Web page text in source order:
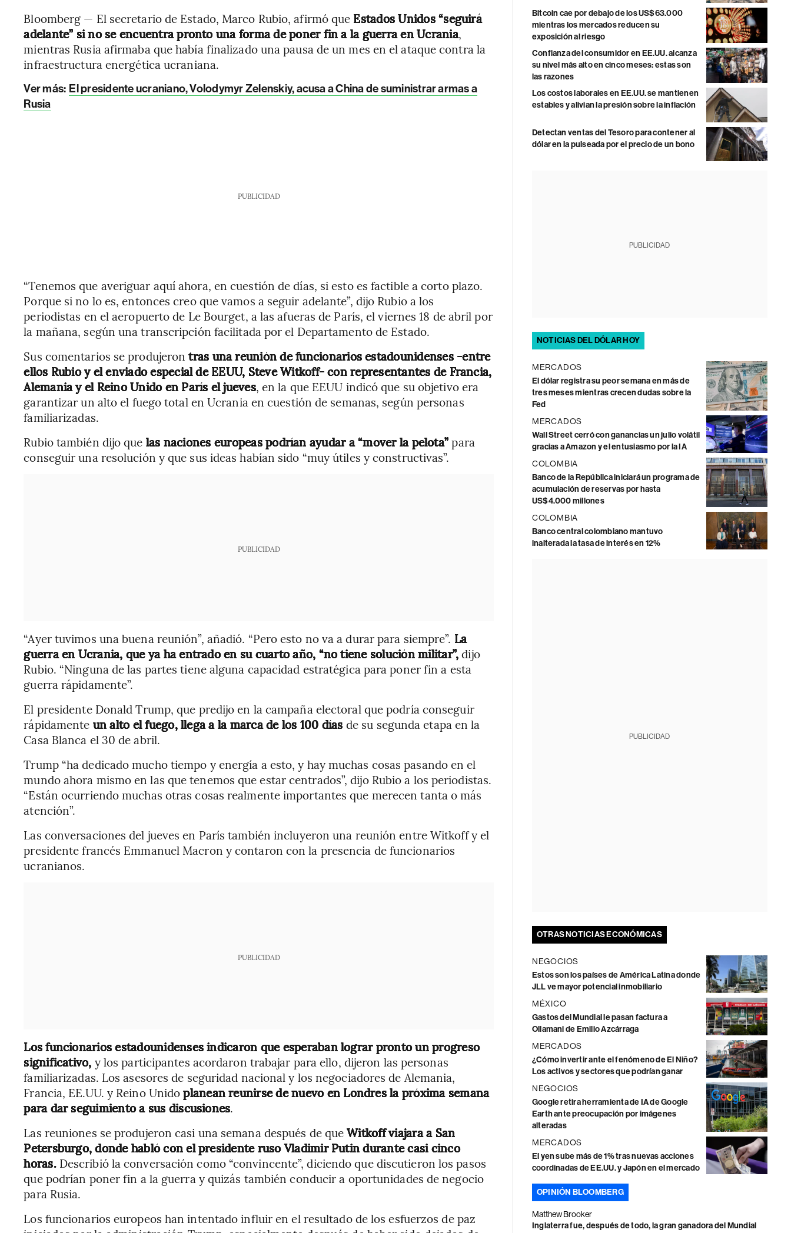
Bloomberg — El secretario de Estado, Marco Rubio, afirmó que Estados Unidos “seguirá
adelante” si no se encuentra pronto una forma de poner fin a la guerra en Ucrania,
mientras Rusia afirmaba que había finalizado una pausa de un mes en el ataque contra la
infraestructura energética ucraniana.
Ver más: El presidente ucraniano, Volodymyr Zelenskiy, acusa a China de suministrar armas a
Rusia
PUBLICIDAD
“Tenemos que averiguar aquí ahora, en cuestión de días, si esto es factible a corto plazo.
Porque si no lo es, entonces creo que vamos a seguir adelante”, dijo Rubio a los
periodistas en el aeropuerto de Le Bourget, a las afueras de París, el viernes 18 de abril por
la mañana, según una transcripción facilitada por el Departamento de Estado.
Sus comentarios se produjerontras una reunión de funcionarios estadounidenses -entre
ellos Rubio y el enviado especial de EEUU, Steve Witkoff- con representantes de Francia,
Alemania y el Reino Unido en París el jueves, en la que EEUU indicó que su objetivo era
garantizar un alto el fuego total en Ucrania en cuestión de semanas, según personas
familiarizadas.
Rubio también dijo que las naciones europeas podrían ayudar a “mover la pelota”para
conseguir una resolución y que sus ideas habían sido “muy útiles y constructivas”.
PUBLICIDAD
“Ayer tuvimos una buena reunión”, añadió. “Pero esto no va a durar para siempre”. La
guerra en Ucrania, que ya ha entrado en su cuarto año, “no tiene solución militar”,dijo
Rubio. “Ninguna de las partes tiene alguna capacidad estratégica para poner fin a esta
guerra rápidamente”.
El presidente Donald Trump, que predijo en la campaña electoral que podría conseguir
rápidamente un alto el fuego, llega a la marca de los 100 días de su segunda etapa en la
Casa Blanca el 30 de abril.
Trump “ha dedicado mucho tiempo y energía a esto, y hay muchas cosas pasando en el
mundo ahora mismo en las que tenemos que estar centrados”, dijo Rubio a los periodistas.
“Están ocurriendo muchas otras cosas realmente importantes que merecen tanta o más
atención”.
Las conversaciones del jueves en París también incluyeron una reunión entre Witkoff y el
presidente francés Emmanuel Macron y contaron con la presencia de funcionarios
ucranianos.
PUBLICIDAD
Los funcionarios estadounidenses indicaron que esperaban lograr pronto un progreso
significativo, y los participantes acordaron trabajar para ello, dijeron las personas
familiarizadas. Los asesores de seguridad nacional y los negociadores de Alemania,
Francia, EE.UU. y Reino Unidoplanean reunirse de nuevo en Londres la próxima semana
para dar seguimiento a sus discusiones.
Las reuniones se produjeron casi una semana después de queWitkoff viajara a San
Petersburgo, donde habló con el presidente ruso Vladimir Putin durante casi cinco
horas.Describió la conversación como “convincente”, diciendo que discutieron los pasos
que podrían poner fin a la guerra y quizás también conducir a oportunidades de negocio
para Rusia.
Los funcionarios europeos han intentado influir en el resultado de los esfuerzos de paz
Bitcoin cae por debajo de los US$63.000
mientras los mercados reducen su
exposición al riesgo
Confianza del consumidor en EE.UU. alcanza
su nivel más alto en cinco meses: estas son
las razones
Los costos laborales en EE.UU. se mantienen
estables y alivian la presión sobre la inflación
Detectan ventas del Tesoro para contener al
dólar en la pulseada por el precio de un bono
PUBLICIDAD
NOTICIAS DEL DÓLAR HOY
MERCADOS
El dólar registra su peor semana en más de
tres meses mientras crecen dudas sobre la
Fed
MERCADOS
Wall Street cerró con ganancias un julio volátil
gracias a Amazon y el entusiasmo por la IA
COLOMBIA
Banco de la República iniciará un programa de
acumulación de reservas por hasta
US$4.000 millones
COLOMBIA
Banco central colombiano mantuvo
inalterada la tasa de interés en 12%
PUBLICIDAD
OTRAS NOTICIAS ECONÓMICAS
NEGOCIOS
Estos son los países de América Latina donde
JLL ve mayor potencial inmobiliario
MÉXICO
Gastos del Mundial le pasan factura a
Ollamani de Emilio Azcárraga
MERCADOS
¿Cómo invertir ante el fenómeno de El Niño?
Los activos y sectores que podrían ganar
NEGOCIOS
Google retira herramienta de IA de Google
Earth ante preocupación por imágenes
alteradas
MERCADOS
El yen sube más de 1% tras nuevas acciones
coordinadas de EE.UU. y Japón en el mercado
OPINIÓN BLOOMBERG
Matthew Brooker
Inglaterra fue, después de todo, la gran ganadora del Mundial